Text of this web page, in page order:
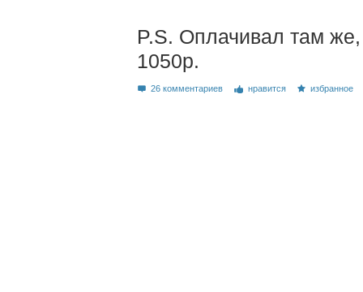
P.S. Оплачивал там
1050р.
26 комментариев нравится избранное